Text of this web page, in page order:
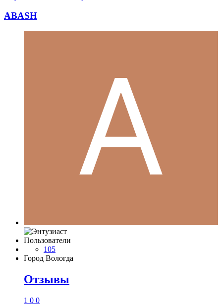
ABASH
Пользователи
105
Город Вологда
Отзывы
1 0 0